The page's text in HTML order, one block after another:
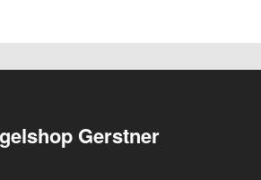
Gerstner